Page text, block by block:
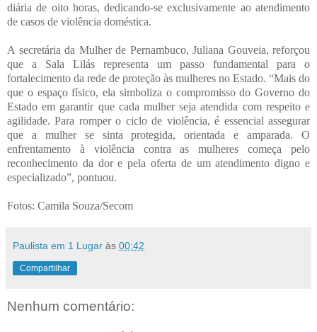
diária de oito horas, dedicando-se exclusivamente ao atendimento
de casos de violência doméstica.
A secretária da Mulher de Pernambuco, Juliana Gouveia, reforçou
que a Sala Lilás representa um passo fundamental para o
fortalecimento da rede de proteção às mulheres no Estado. “Mais do
que o espaço físico, ela simboliza o compromisso do Governo do
Estado em garantir que cada mulher seja atendida com respeito e
agilidade. Para romper o ciclo de violência, é essencial assegurar
que a mulher se sinta protegida, orientada e amparada. O
enfrentamento à violência contra as mulheres começa pelo
reconhecimento da dor e pela oferta de um atendimento digno e
especializado”, pontuou.
Fotos: Camila Souza/Secom
Paulista em 1 Lugar às 00:42
Compartilhar
Nenhum comentário: